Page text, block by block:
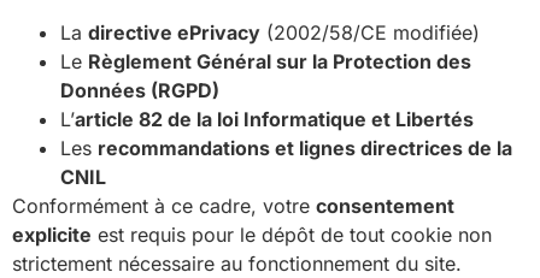
La directive ePrivacy (2002/58/CE modifiée)
Le Règlement Général sur la Protection des
Données (RGPD)
L’article 82 de la loi Informatique et Libertés
Les recommandations et lignes directrices de la
CNIL
Conformément à ce cadre, votre consentement
explicite est requis pour le dépôt de tout cookie non
strictement nécessaire au fonctionnement du site.